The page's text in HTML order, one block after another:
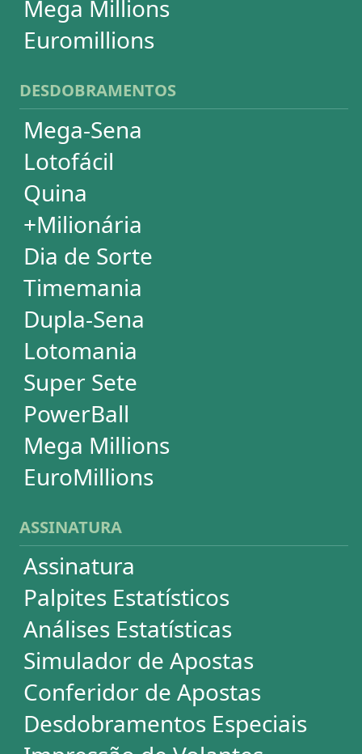
ASSINATURA
Palpites Estatísticos
Análises Estatísticas
Simulador de Apostas
Conferidor de Apostas
Desdobramentos Especiais
Impressão de Volantes
SUPORTE
Idioma
Dúvidas
Termos de Uso
Privacidade
Fale conosco